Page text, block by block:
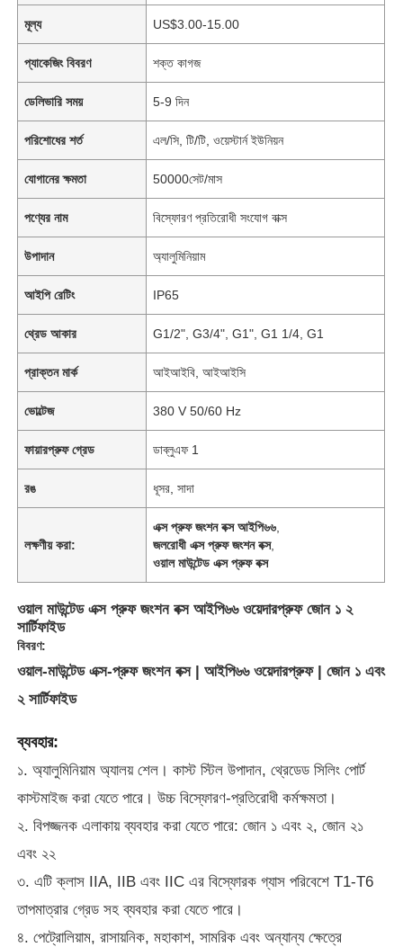
মূল্য US$3.00-15.00
প্যাকেজিং বিবরণ শক্ত কাগজ
ডেলিভারি সময় 5-9 দিন
পরিশোধের শর্ত এল/সি, টি/টি, ওয়েস্টার্ন ইউনিয়ন
যোগানের ক্ষমতা 50000সেট/মাস
পণ্যের নাম বিস্ফোরণ প্রতিরোধী সংযোগ বাক্স
উপাদান অ্যালুমিনিয়াম
আইপি রেটিং IP65
থ্রেড আকার G1/2", G3/4", G1", G1 1/4, G1
প্রাক্তন মার্ক আইআইবি, আইআইসি
ভোল্টেজ 380 V 50/60 Hz
ফায়ারপ্রুফ গ্রেড ডাব্লুএফ 1
রঙ ধূসর, সাদা
লক্ষণীয় করা:
এক্স প্রুফ জংশন বক্স আইপি৬৬
জলরোধী এক্স প্রুফ জংশন বক্স,
ওয়াল মাউন্টেড এক্স প্রুফ বক্স
ওয়াল মাউন্টেড এক্স প্রুফ জংশন বক্স আইপি৬৬ ওয়েদারপ্রুফ জোন ১ ২
সার্টিফাইড
বিবরণ:
ওয়াল-মাউন্টেড এক্স-প্রুফ জংশন বক্স | আইপি৬৬ ওয়েদারপ্রুফ | জোন ১ এবং
২ সার্টিফাইড
ব্যবহার:
১. অ্যালুমিনিয়াম অ্যালয় শেল। কাস্ট স্টিল উপাদান, থ্রেডেড সিলিং পোর্ট
কাস্টমাইজ করা যেতে পারে। উচ্চ বিস্ফোরণ-প্রতিরোধী কর্মক্ষমতা।
২. বিপজ্জনক এলাকায় ব্যবহার করা যেতে পারে: জোন ১ এবং ২, জোন ২১
এবং ২২
৩. এটি ক্লাস IIA, IIB এবং IIC এর বিস্ফোরক গ্যাস পরিবেশে T1-T6
তাপমাত্রার গ্রেড সহ ব্যবহার করা যেতে পারে।
৪. পেট্রোলিয়াম, রাসায়নিক, মহাকাশ, সামরিক এবং অন্যান্য ক্ষেত্রে